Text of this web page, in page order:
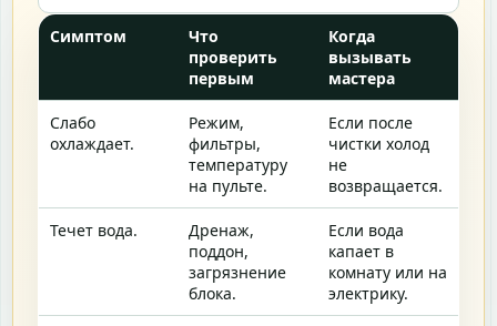
Симптом
Что
проверить
первым
Когда
вызывать
мастера
Слабо
охлаждает.
Режим,
фильтры,
температуру
на пульте.
Если после
чистки холод
не
возвращается.
Течет вода.
Дренаж,
поддон,
загрязнение
блока.
Если вода
капает в
комнату или на
электрику.